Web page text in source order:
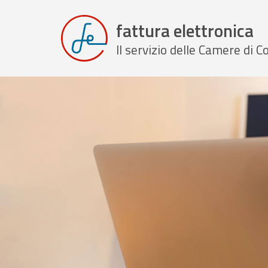
fattura elettronica
Il servizio delle Camere di